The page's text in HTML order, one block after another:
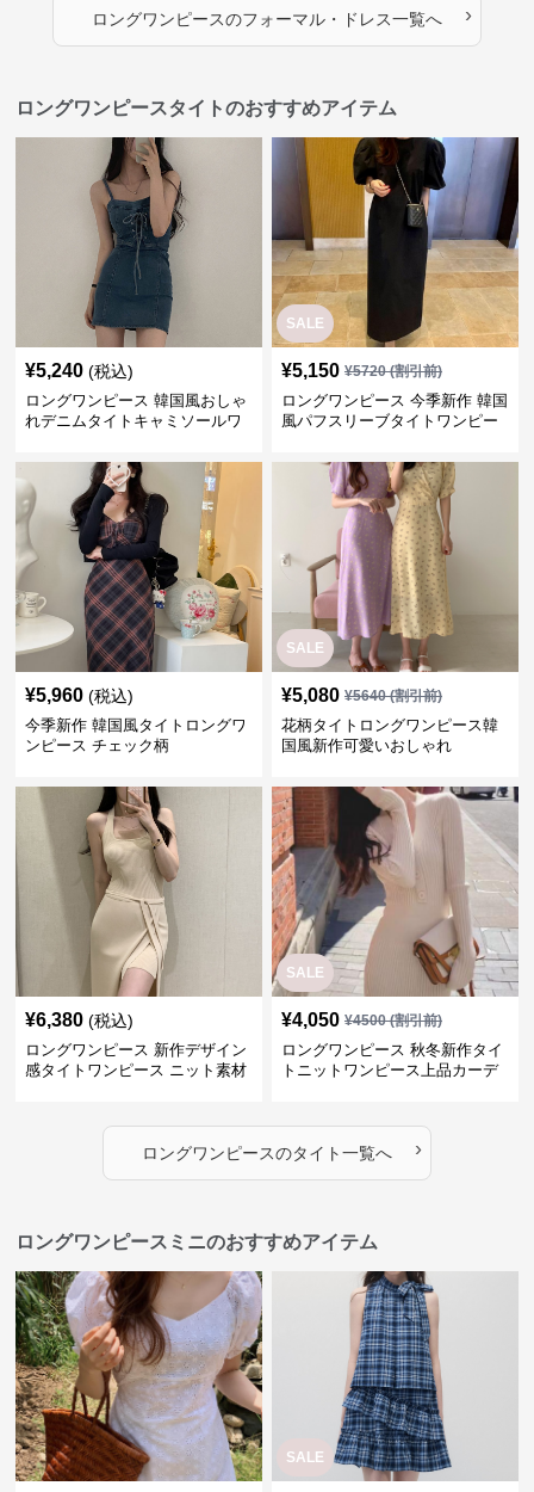
ロングワンピースのフォーマル・ドレス一覧へ ›
ロングワンピースタイトのおすすめアイテム
¥5,240 (税込)
ロングワンピース 韓国風おしゃ
れデニムタイトキャミソールワ
SALE
¥5,150 ¥5720(割引前)
ロングワンピース 今季新作 韓国
風パフスリーブタイトワンピー
¥5,960 (税込)
今季新作 韓国風タイトロングワ
ンピース チェック柄
SALE
¥5,080 ¥5640(割引前)
花柄タイトロングワンピース韓
国風新作可愛いおしゃれ
¥6,380 (税込)
ロングワンピース 新作デザイン
感タイトワンピース ニット素材
SALE
¥4,050 ¥4500(割引前)
ロングワンピース 秋冬新作タイ
トニットワンピース上品カーデ
ロングワンピースのタイト一覧へ ›
ロングワンピースミニのおすすめアイテム
SALE